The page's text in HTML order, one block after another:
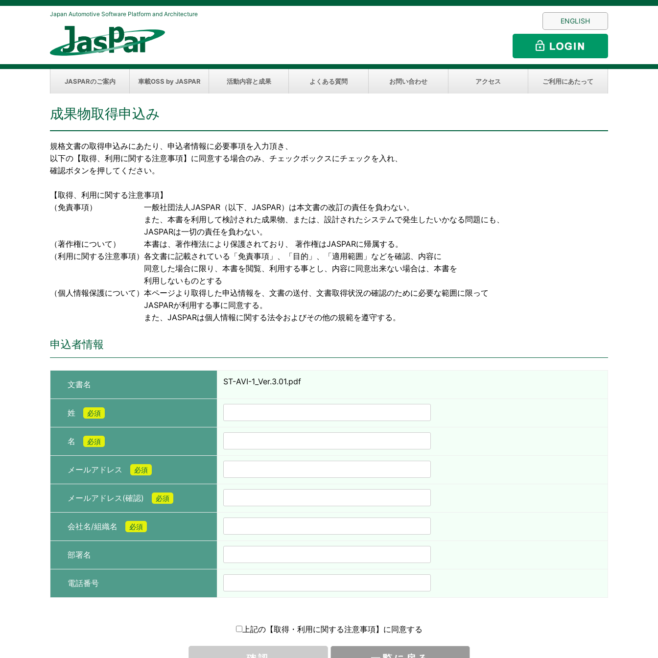
Japan Automotive Software Platform and Architecture
ENGLISH
JASPARのご案内 車載OSS by JASPAR 活動内容と成果 よくある質問 お問い合わせ アクセス ご利用にあたって
成果物取得申込み
規格文書の取得申込みにあたり、申込者情報に必要事項を入力頂き、
以下の【取得、利用に関する注意事項】に同意する場合のみ、チェックボックスにチェックを入れ、
確認ボタンを押してください。
【取得、利用に関する注意事項】
（免責事項） 一般社団法人JASPAR（以下、JASPAR）は本文書の改訂の責任を負わない。
また、本書を利用して検討された成果物、または、設計されたシステムで発生したいかなる問題にも、
JASPARは一切の責任を負わない。
（著作権について） 本書は、著作権法により保護されており、 著作権はJASPARに帰属する。
（利用に関する注意事項）各文書に記載されている「免責事項」、「目的」、「適用範囲」などを確認、内容に
同意した場合に限り、本書を閲覧、利用する事とし、内容に同意出来ない場合は、本書を
利用しないものとする
（個人情報保護について）本ページより取得した申込情報を、文書の送付、文書取得状況の確認のために必要な範囲に限って
JASPARが利用する事に同意する。
また、JASPARは個人情報に関する法令およびその他の規範を遵守する。
申込者情報
文書名 ST-AVI-1_Ver.3.01.pdf
姓 必須
名 必須
メールアドレス 必須
メールアドレス(確認) 必須
会社名/組織名 必須
部署名
電話番号
上記の【取得・利用に関する注意事項】に同意する